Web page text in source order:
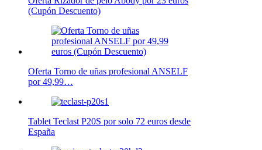
(Cupón Descuento)
Oferta Torno de uñas profesional ANSELF
por 49,99…
Tablet Teclast P20S por solo 72 euros desde
España